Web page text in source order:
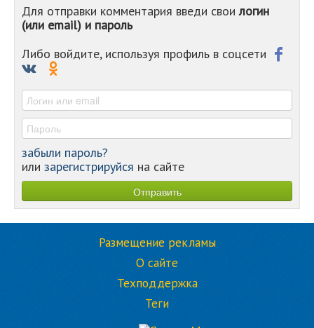
-
-
Для отправки комментария введи своилогин
(или email) и пароль
Либо войдите, используя профиль в соцсети
забыли пароль?
или зарегистрируйся на сайте
Размещение рекламы
О сайте
Техподдержка
Теги